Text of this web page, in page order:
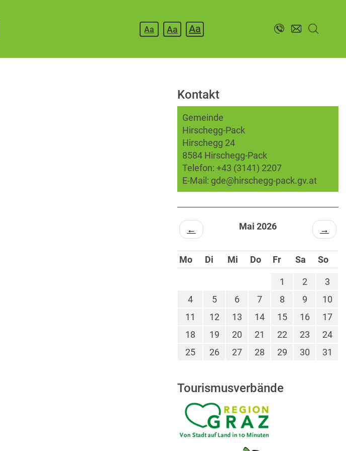
Aa Aa Aa
Kontakt
Gemeinde
Hirschegg-Pack
Hirschegg 24
8584 Hirschegg-Pack
Telefon: +43 (3141) 2207
E-Mail: gde@hirschegg-pack.gv.at
← Mai 2026 →
Mo Di Mi Do Fr Sa So
1 2
3
4
5 6 7 8 9
10
11
12 13 14 15 16
17
18
19 20 21 22 23
24
25
26 27 28 29 30 31
Tourismusverbände